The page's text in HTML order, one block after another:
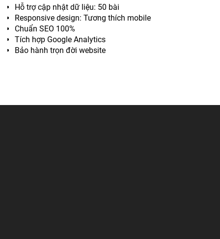
Hỗ trợ cập nhật dữ liệu: 50 bài
Responsive design: Tương thích mobile
Chuẩn SEO 100%
Tích hợp Google Analytics
Bảo hành trọn đời website